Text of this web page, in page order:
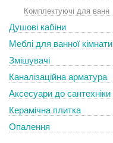
Комплектуючі для ванн
Душові кабіни
Меблі для ванної кімнати
Змішувачі
Каналізаційна арматура
Аксесуари до сантехніки
Керамічна плитка
Опалення